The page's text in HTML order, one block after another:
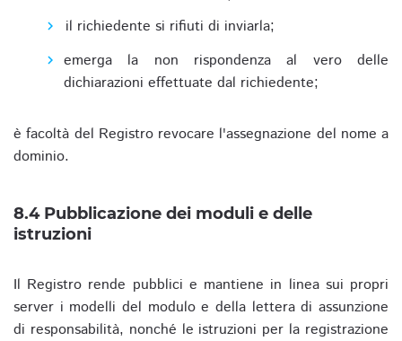
il richiedente si rifiuti di inviarla;
emerga la non rispondenza al vero delle
dichiarazioni effettuate dal richiedente;
è facoltà del Registro revocare l'assegnazione del nome a
dominio.
8.4 Pubblicazione dei moduli e delle
istruzioni
Il Registro rende pubblici e mantiene in linea sui propri
server i modelli del modulo e della lettera di assunzione
di responsabilità, nonché le istruzioni per la registrazione